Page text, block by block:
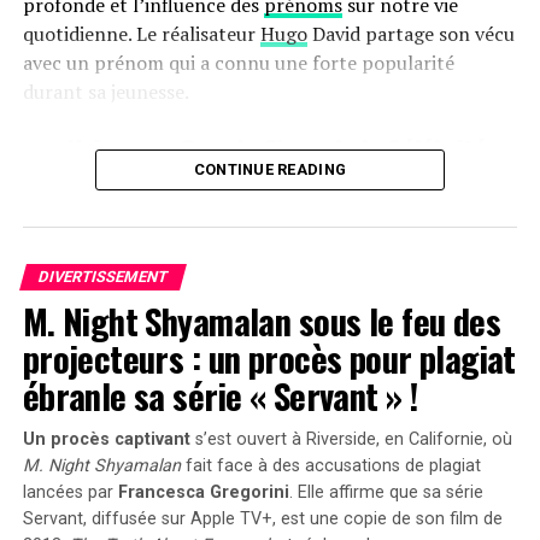
quotidienne. Le réalisateurHugoDavid partage son vécu
avec un prénom qui a connu une forte popularité
durant sa jeunesse.
une Naissance Sous le Signe de la Célébrité
Hugo David est né en 2000 àTours, une époque où le
prénom Hugo était en plein essor. Ses parents, Caroline
Enzo, également très en vogue à cette période. « Je
pense que mes parents ont opté pour un prénom parmi
les plus répandus en France plutôt qu’en hommage à
Victor Hugo », confie-t-il.
Une Enfance Entourée d’Autres « Hugo »
Dès son plus jeune âge, Hugo se retrouve entouré
d’autres enfants portant le même nom. Selon les
statistiques de l’Insee,7 694 garçons ont été
CONTINUE READING
DIVERTISSEMENT
M. Night Shyamalan sous le feu des
projecteurs : un procès pour plagiat
ébranle sa série « Servant » !
Un procès captivants’est ouvert à Riverside, en Californie, où
M. Night Shyamalanfait face à des accusations de plagiat
lancées par Francesca Gregorini. Elle affirme que sa série
Servant, diffusée sur Apple TV+, est une copie de son film de